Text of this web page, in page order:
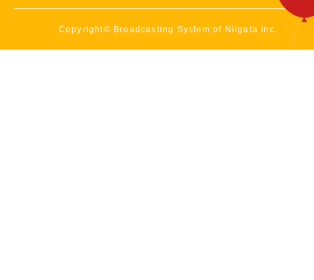
Copyright© Broadcasting System of Niigata Inc.